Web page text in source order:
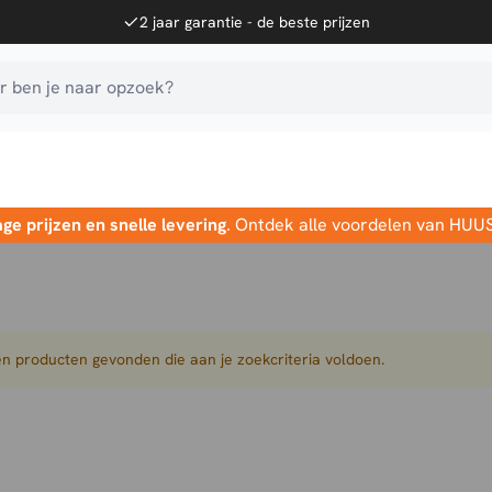
2 jaar garantie - de beste prijzen
ben je naar opzoek?
prijzen en snelle levering. Ontdek alle voordelen van
producten gevonden die aan je zoekcriteria voldoen.